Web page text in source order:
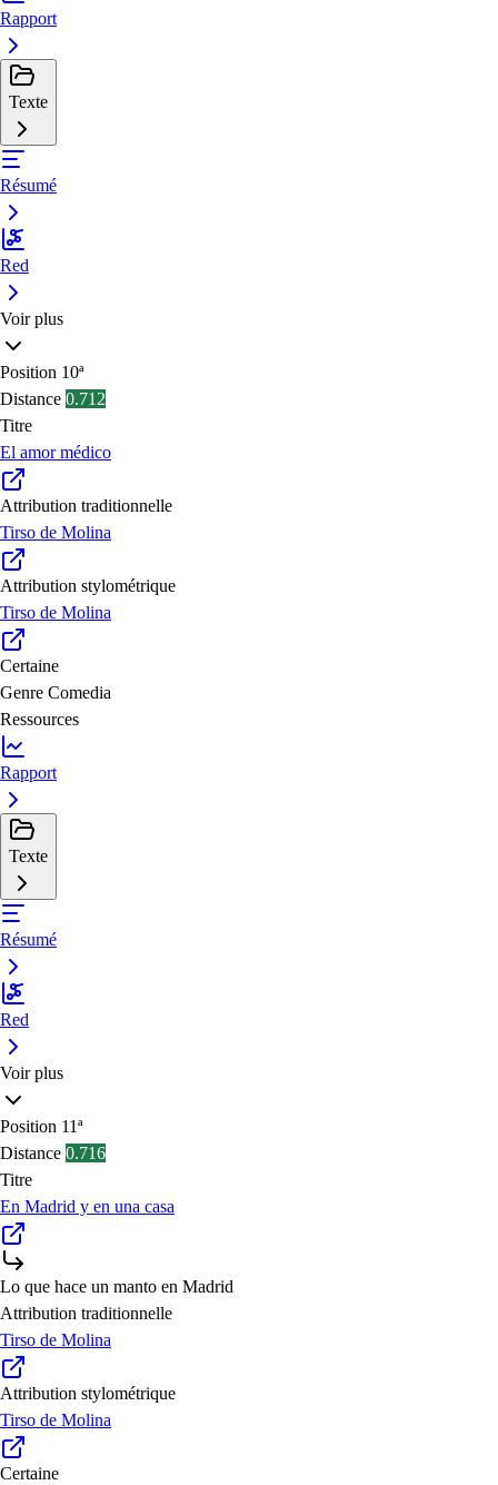
Rapport
Texte
Résumé
Red
Voir plus
Position 10ª
Distance 0.712
Titre
El amor médico
Attribution traditionnelle
Tirso de Molina
Attribution stylométrique
Tirso de Molina
Certaine
Genre Comedia
Ressources
Rapport
Texte
Résumé
Red
Voir plus
Position 11ª
Distance 0.716
Titre
En Madrid y en una casa
Lo que hace un manto en Madrid
Attribution traditionnelle
Tirso de Molina
Attribution stylométrique
Tirso de Molina
Certaine